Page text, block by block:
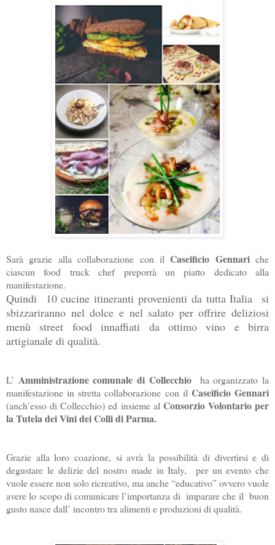
Sarà grazie alla collaborazione con ilCaseificio Gennariche
ciascun food truck chef preporrà un piatto dedicato alla
manifestazione.
Quindi 10 cucine itineranti provenienti da tutta Italia si
sbizzariranno nel dolce e nel salato per offrire deliziosi
menù street food innaffiati da ottimo vino e birra
artigianale di qualità.
L’ Amministrazione comunale di Collecchioha organizzato la
manifestazione in stretta collaborazione con il Caseificio Gennari
(anch’esso di Collecchio) ed insieme al Consorzio Volontario per
la Tutela dei Vini dei Colli di Parma.
Grazie alla loro coazione, si avrà la possibilità di divertirsi e di
degustare le delizie del nostro made in Italy, per un evento che
vuole essere non solo ricreativo, ma anche “educativo” ovvero vuole
avere lo scopo di comunicare l’importanza di imparare che il buon
gusto nasce dall’ incontro tra alimenti e produzioni di qualità.